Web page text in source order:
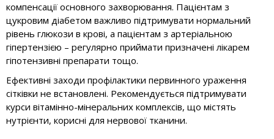
компенсації основного захворювання. Пацієнтам з
цукровим діабетом важливо підтримувати нормальний
рівень глюкози в крові, а пацієнтам з артеріальною
гіпертензією – регулярно приймати призначені лікарем
гіпотензивні препарати тощо.
Ефективні заходи профілактики первинного ураження
сітківки не встановлені. Рекомендується підтримувати
курси вітамінно-мінеральних комплексів, що містять
нутрієнти, корисні для нервової тканини.